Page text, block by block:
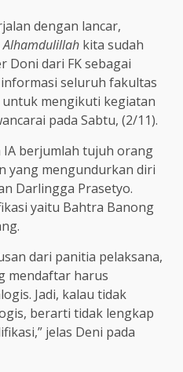
dengan lancar,
Alhamdulillah kita sudah
Doni dari FK sebagai
seluruh fakultas
untuk mengikuti kegiatan
pada Sabtu, (2/11).
IA berjumlah tujuh orang
yang mengundurkan diri
Darlingga Prasetyo.
yaitu Bahtra Banong
dari panitia pelaksana,
mendaftar harus
Jadi, kalau tidak
berarti tidak lengkap
jelas Deni pada